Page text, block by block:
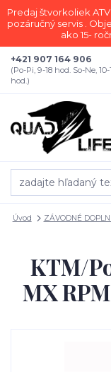
Predaj štvorkoliek
pozáručný servis .
ako 15-
+421 907 164 906
(Po-Pi, 9-18 hod. So-Ne, 10-
hod.)
Úvod ZÁVODNÉ
KTM/
MX